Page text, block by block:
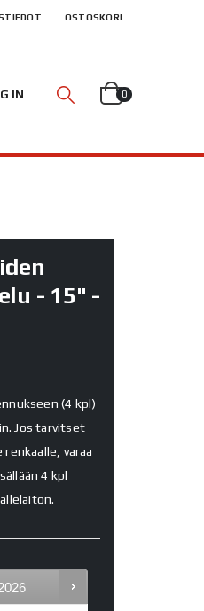
OSTOSKORI
IN 0
- 15" -
(4 kpl)
Jos tarvitset
varaa
4 kpl